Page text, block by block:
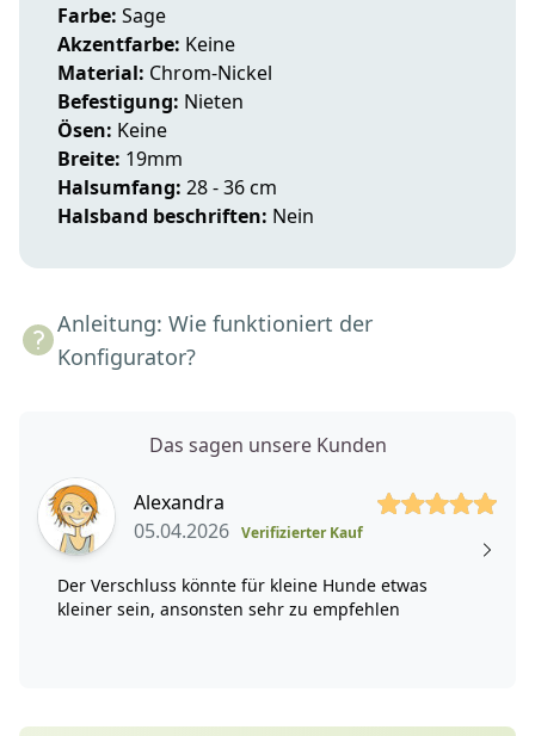
Anleitung: Wie funktioniert der
Konfigurator?
Das sagen unsere Kunden
Alexandra
05.04.2026 Verifizierter Kauf
5 von 5 Sterne
Der Verschluss könnte für kleine Hunde etwas
kleiner sein, ansonsten sehr zu empfehlen
Farbe: Sage
Akzentfarbe: Keine
Material: Chrom-Nickel
Befestigung: Nieten
Ösen: Keine
Breite: 19mm
Halsumfang: 28 - 36 cm
Halsband beschriften: Nein